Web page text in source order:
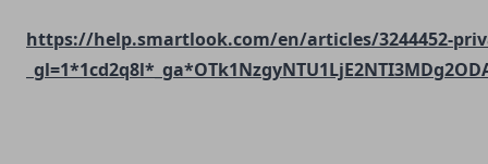
https://help.smartlook.com/en/articles/3244452-